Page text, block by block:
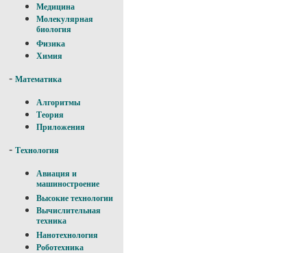
Медицина
Молекулярная
биология
Физика
Химия
- Математика
Алгоритмы
Теория
Приложения
- Технология
Авиация и
машиностроение
Высокие технологии
Вычислительная
техника
Нанотехнология
Роботехника